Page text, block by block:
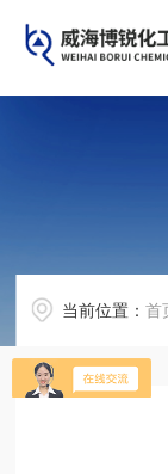
当前位置：首